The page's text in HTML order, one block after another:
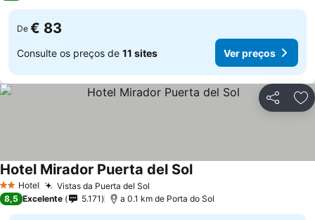
De € 83
Consulte os preços de 11 sites Ver preços
Partilhar
2 Estrelas
Hotel Vistas da Puerta del Sol
Hotel Mirador Puerta del SolVer preços
8,5 Excelente 5.171 a 0.1 km de Porta do Sol